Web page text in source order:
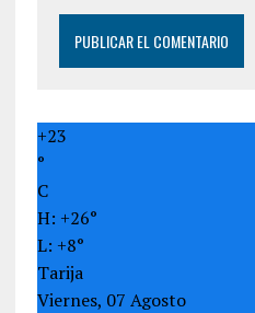
+23
°
C
H: +26°
L: +8°
Tarija
Viernes, 07 Agosto